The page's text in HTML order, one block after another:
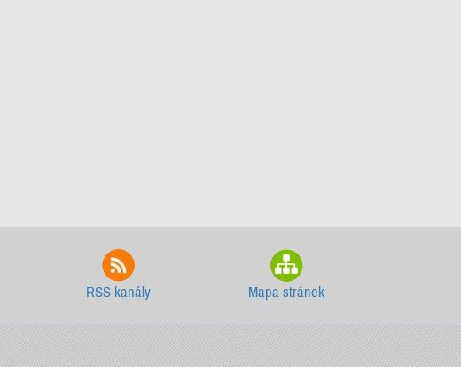
RSS kanály Mapa stránek